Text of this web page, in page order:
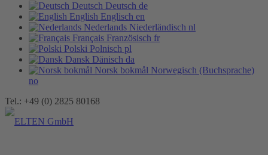
Deutsch Deutsch de
English Englisch en
Nederlands Niederländisch nl
Français Französisch fr
Polski Polnisch pl
Dansk Dänisch da
Norsk bokmål Norwegisch (Buchsprache)
no
Tel.: +49 (0) 2825 80168